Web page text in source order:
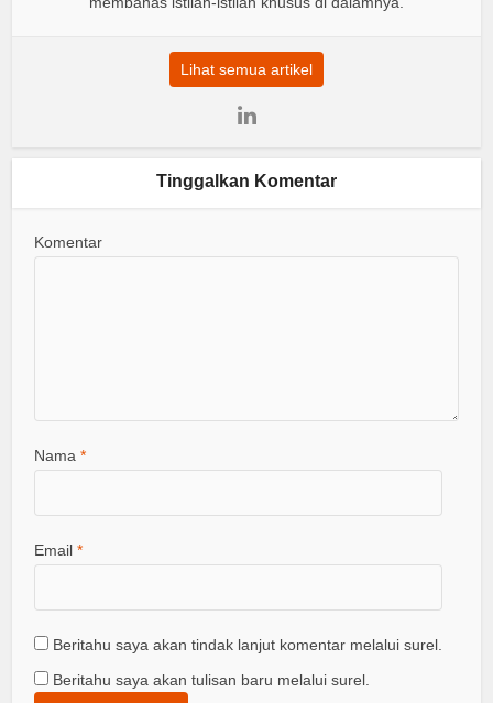
Lihat semua artikel
Tinggalkan Komentar
Komentar
Nama*
Email*
Beritahu saya akan tindak lanjut komentar melalui surel.
Beritahu saya akan tulisan baru melalui surel.